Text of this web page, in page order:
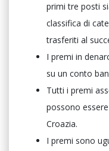
primi tre posti
classifica di
trasferiti al
I premi in
su un conto
Tutti i premi
possono
Croazia.
I premi sono